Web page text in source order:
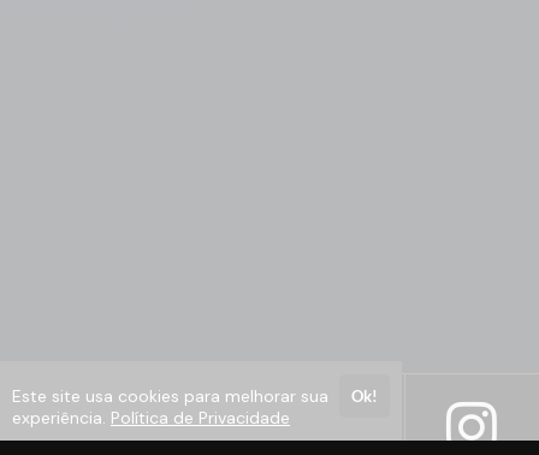
Este site usa cookies para melhorar sua
experiência. Política de Privacidade
Ok!